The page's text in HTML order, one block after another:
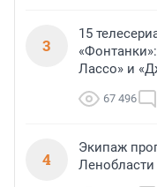
3
15
Лассо» и
67 496
4
Экипаж